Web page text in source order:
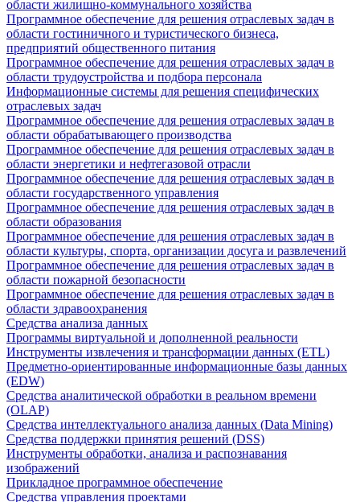
области жилищно-коммунального хозяйства
Программное обеспечение для решения отраслевых задач в
области гостиничного и туристического бизнеса,
предприятий общественного питания
Программное обеспечение для решения отраслевых задач в
области трудоустройства и подбора персонала
Информационные системы для решения специфических
отраслевых задач
Программное обеспечение для решения отраслевых задач в
области обрабатывающего производства
Программное обеспечение для решения отраслевых задач в
области энергетики и нефтегазовой отрасли
Программное обеспечение для решения отраслевых задач в
области государственного управления
Программное обеспечение для решения отраслевых задач в
области образования
Программное обеспечение для решения отраслевых задач в
области культуры, спорта, организации досуга и развлечений
Программное обеспечение для решения отраслевых задач в
области пожарной безопасности
Программное обеспечение для решения отраслевых задач в
области здравоохранения
Средства анализа данных
Программы виртуальной и дополненной реальности
Инструменты извлечения и трансформации данных (ETL)
Предметно-ориентированные информационные базы данных
(EDW)
Средства аналитической обработки в реальном времени
(OLAP)
Средства интеллектуального анализа данных (Data Mining)
Средства поддержки принятия решений (DSS)
Инструменты обработки, анализа и распознавания
изображений
Прикладное программное обеспечение
Средства управления проектами